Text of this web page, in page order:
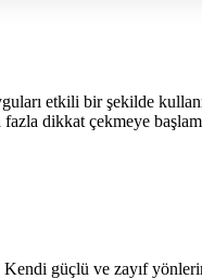
etkili bir şekilde
dikkat çekmeye
güçlü ve zayıf